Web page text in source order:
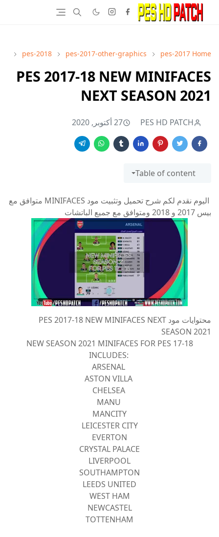
Home
pes-2017
pes-2017-other-graphics
pes-2018
PES 2017-18 NEW MINIFACES
NEXT SEASON 2021
PES HD PATCH 27 أكتوبر, 2020
Table of content
اليوم نقدم لكم شرح تحميل وتثبيت مود MINIFACES متوافق مع
بيس 2017 و 2018 ومتوافق مع جميع الباتشات
محتوايات مود PES 2017-18 NEW MINIFACES NEXT
SEASON 2021
NEW SEASON 2021 MINIFACES FOR PES 17-18
INCLUDES:
ARSENAL
ASTON VILLA
CHELSEA
MANU
MANCITY
LEICESTER CITY
EVERTON
CRYSTAL PALACE
LIVERPOOL
SOUTHAMPTON
LEEDS UNITED
WEST HAM
NEWCASTEL
TOTTENHAM